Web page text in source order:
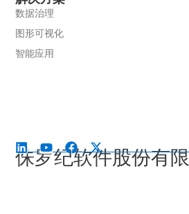
侏罗纪软件股份有
数据治理
图形可视化
智能应用